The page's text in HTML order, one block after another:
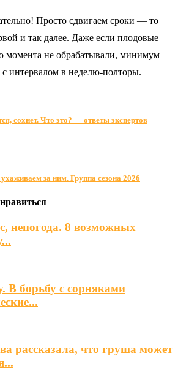
Просто сдвигаем сроки — то
и так далее. Даже если плодовые
момента не обрабатывали, минимум
интервалом в неделю-полторы.
сохнет. Что это? — ответы экспертов
за ним. Группа сезона 2026
непогода. 8 возможных
В борьбу с сорняками
рассказала, что груша может